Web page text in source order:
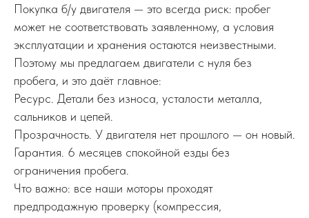
Покупка б/у двигателя — это всегда риск: пробег
может не соответствовать заявленному, а условия
эксплуатации и хранения остаются неизвестными.
Поэтому мы предлагаем двигатели с нуля без
пробега, и это даёт главное:
Ресурс. Детали без износа, усталости металла,
сальников и цепей.
Прозрачность. У двигателя нет прошлого — он новый.
Гарантия. 6 месяцев спокойной езды без
ограничения пробега.
Что важно: все наши моторы проходят
предпродажную проверку (компрессия,